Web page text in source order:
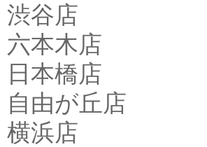
渋谷店
六本木店
日本橋店
自由が丘店
横浜店